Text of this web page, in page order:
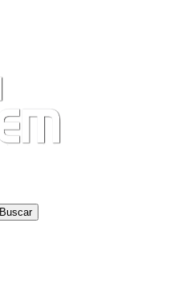
Buscar